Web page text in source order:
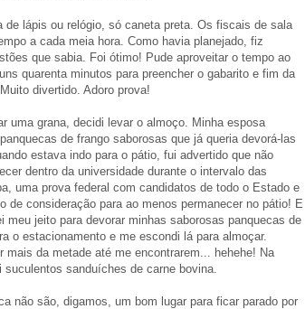
de lápis ou relógio, só caneta preta. Os fiscais de sala
a cada meia hora. Como havia planejado, fiz
que sabia. Foi ótimo! Pude aproveitar o tempo ao
quarenta minutos para preencher o gabarito e fim da
divertido. Adoro prova!
uma grana, decidi levar o almoço. Minha esposa
de frango saborosas que já queria devorá-las
estava indo para o pátio, fui advertido que não
dentro da universidade durante o intervalo das
uma prova federal com candidatos de todo o Estado e
de consideração para ao menos permanecer no pátio! E
meu jeito para devorar minhas saborosas panquecas de
o estacionamento e me escondi lá para almoçar.
mais da metade até me encontrarem... hehehe! Na
suculentos sanduíches de carne bovina.
não são, digamos, um bom lugar para ficar parado por